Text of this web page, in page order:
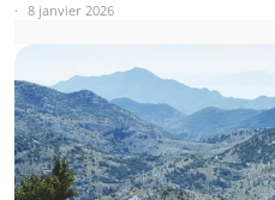
8 janvier 2026